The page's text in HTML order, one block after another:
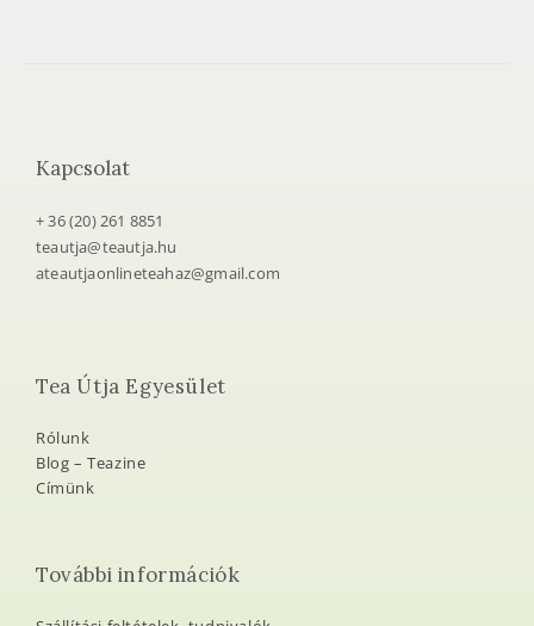
Kapcsolat
+ 36 (20) 261 8851
teautja@teautja.hu
ateautjaonlineteahaz@gmail.com
Tea Útja Egyesület
Rólunk
Blog – Teazine
Címünk
További információk